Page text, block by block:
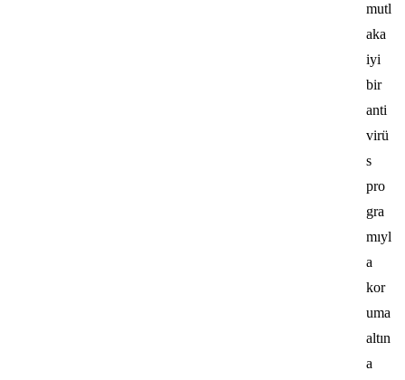
mutl
aka
iyi
bir
anti
virü
s
pro
gra
mıyl
a
kor
uma
altın
a